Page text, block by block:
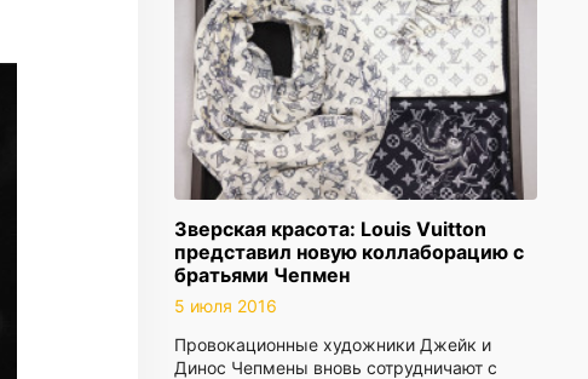
Зверская красота: Louis Vuitton
представил новую коллаборацию с
братьями Чепмен
5 июля 2016
Провокационные художники Джейк и
Динос Чепмены вновь сотрудничают с